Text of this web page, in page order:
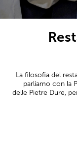
La filosofia del
parliamo con la
delle Pietre Dure,